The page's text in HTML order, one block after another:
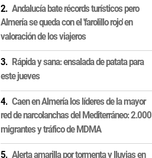
Andalucía bate récords turísticos pero
Almería se queda con el 'farolillo rojo' en
valoración de los viajeros
Rápida y sana: ensalada de patata para
este jueves
Caen en Almería los líderes de la mayor
red de narcolanchas del Mediterráneo: 2.000
migrantes y tráfico de MDMA
Alerta amarilla por tormenta y lluvias en